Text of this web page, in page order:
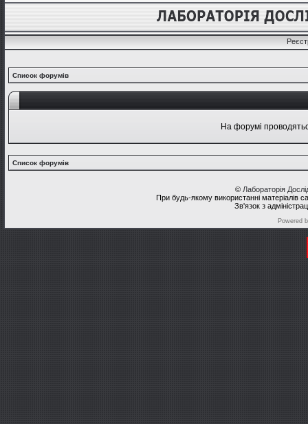
Список форумів
На форумі
Список форумів
© Лабораторія
При будь-якому використанні матеріалів
Зв'язок з
Powered